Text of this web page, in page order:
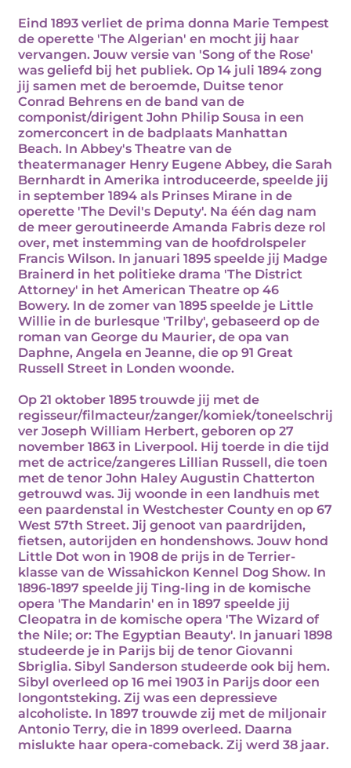
Eind 1893 verliet de prima donna Marie Tempest
de operette 'The Algerian' en mocht jij haar
vervangen. Jouw versie van 'Song of the Rose'
was geliefd bij het publiek. Op 14 juli 1894 zong
jij samen met de beroemde, Duitse tenor
Conrad Behrens en de band van de
componist/dirigent John Philip Sousa in een
zomerconcert in de badplaats Manhattan
Beach. In Abbey's Theatre van de
theatermanager Henry Eugene Abbey, die Sarah
Bernhardt in Amerika introduceerde, speelde jij
in september 1894 als Prinses Mirane in de
operette 'The Devil's Deputy'. Na één dag nam
de meer geroutineerde Amanda Fabris deze rol
over, met instemming van de hoofdrolspeler
Francis Wilson. In januari 1895 speelde jij Madge
Brainerd in het politieke drama 'The District
Attorney' in het American Theatre op 46
Bowery. In de zomer van 1895 speelde je Little
Willie in de burlesque 'Trilby', gebaseerd op de
roman van George du Maurier, de opa van
Daphne, Angela en Jeanne, die op 91 Great
Russell Street in Londen woonde.
Op 21 oktober 1895 trouwde jij met de
regisseur/filmacteur/zanger/komiek/toneelschrij
ver Joseph William Herbert, geboren op 27
november 1863 in Liverpool. Hij toerde in die tijd
met de actrice/zangeres Lillian Russell, die toen
met de tenor John Haley Augustin Chatterton
getrouwd was. Jij woonde in een landhuis met
een paardenstal in Westchester County en op 67
West 57th Street. Jij genoot van paardrijden,
fietsen, autorijden en hondenshows. Jouw hond
Little Dot won in 1908 de prijs in de Terrier-
klasse van de Wissahickon Kennel Dog Show. In
1896-1897 speelde jij Ting-ling in de komische
opera 'The Mandarin' en in 1897 speelde jij
Cleopatra in de komische opera 'The Wizard of
the Nile; or: The Egyptian Beauty'. In januari 1898
studeerde je in Parijs bij de tenor Giovanni
Sbriglia. Sibyl Sanderson studeerde ook bij hem.
Sibyl overleed op 16 mei 1903 in Parijs door een
longontsteking. Zij was een depressieve
alcoholiste. In 1897 trouwde zij met de miljonair
Antonio Terry, die in 1899 overleed. Daarna
mislukte haar opera-comeback. Zij werd 38 jaar.